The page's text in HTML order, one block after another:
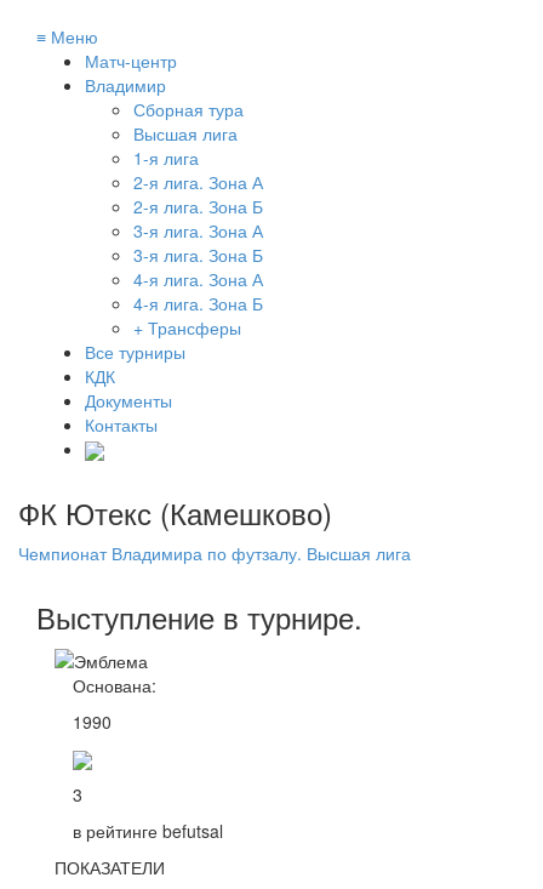
≡ Меню
Матч-центр
Владимир
Сборная тура
Высшая лига
1-я лига
2-я лига. Зона А
2-я лига. Зона Б
3-я лига. Зона А
3-я лига. Зона Б
4-я лига. Зона А
4-я лига. Зона Б
+ Трансферы
Все турниры
КДК
Документы
Контакты
ФК Ютекс (Камешково)
Чемпионат Владимира по футзалу. Высшая лига
Выступление в турнире.
Основана:
1990
3
в рейтинге befutsal
ПОКАЗАТЕЛИ